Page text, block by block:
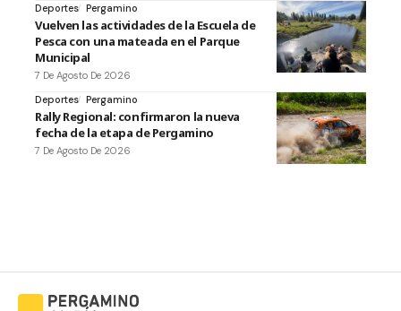
Deportes Pergamino
Vuelven las actividades de la Escuela de
Pesca con una mateada en el Parque
Municipal
7 De Agosto De 2026
Deportes Pergamino
Rally Regional: confirmaron la nueva
fecha de la etapa de Pergamino
7 De Agosto De 2026